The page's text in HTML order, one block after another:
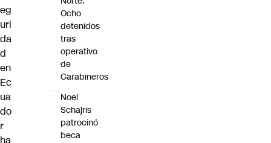
eg
uri
da
d
en
Ec
ua
do
r
ha
Ocho
detenidos
tras
operativo
de
Carabineros
Noel
Schajris
patrocinó
beca